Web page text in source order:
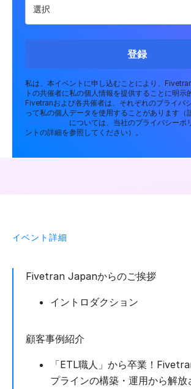
登録
私は、本イベントに申し込むことにより、
トの共催者に私の個人情報を提供することに明示
Fivetranおよび各共催者は、それぞれのプライバ
って私の個人データを使用することがあります（
シーポリシー については、当社のプライバシーポ
ントの詳細を参照してください）。
イベント詳細
Fivetran Japanからのご挨拶
イントロダクション
顧客事例紹介
「ETL職人」から卒業！
プラインの構築・運用から解放